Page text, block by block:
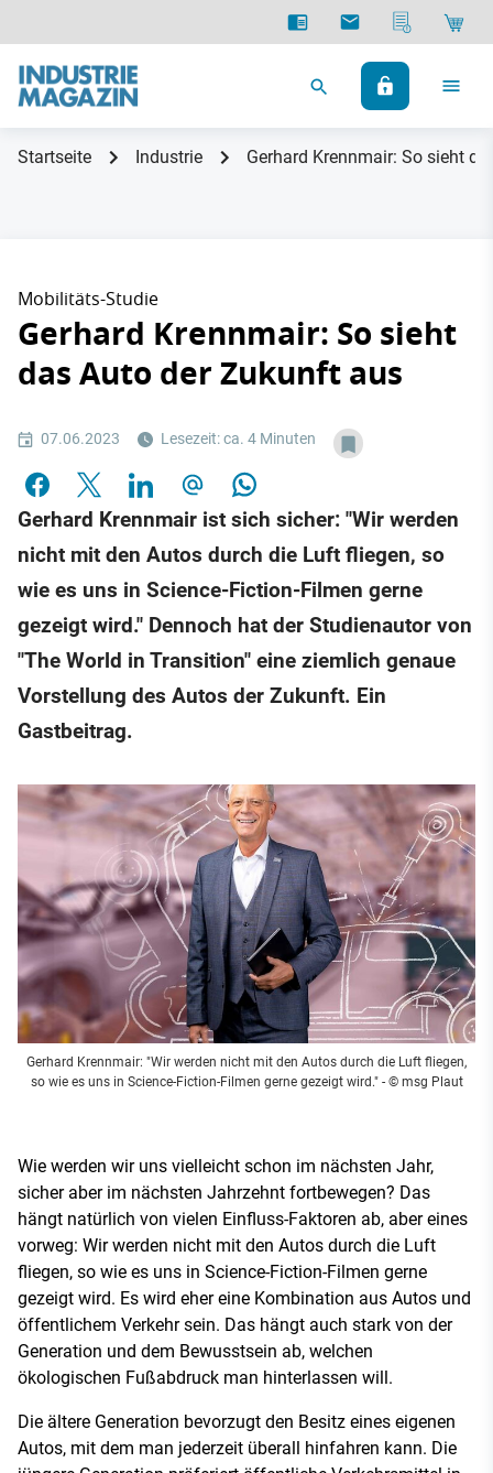
Startseite Industrie Gerhard Krennmair: So sieht
Mobilitäts-Studie
Gerhard Krennmair: So sieht
das Auto der Zukunft aus
07.06.2023 Lesezeit: ca. 4 Minuten
Gerhard Krennmair ist sich sicher: " Wir werden
nicht mit den Autos durch die Luft fliegen, so
wie es uns in Science-Fiction-Filmen gerne
gezeigt wird." Dennoch hat der Studienautor von
"The World in Transition" eine ziemlich genaue
Vorstellung des Autos der Zukunft. Ein
Gastbeitrag.
Gerhard Krennmair: "Wir werden nicht mit den Autos durch die Luft fliegen,
so wie es uns in Science-Fiction-Filmen gerne gezeigt wird."- © msg Plaut
Wie werden wir uns vielleicht schon im nächsten Jahr,
sicher aber im nächsten Jahrzehnt fortbewegen? Das
hängt natürlich von vielen Einfluss-Faktoren ab, aber eines
vorweg: Wir werden nicht mit den Autos durch die Luft
fliegen, so wie es uns in Science-Fiction-Filmen gerne
gezeigt wird. Es wird eher eine Kombination aus Autos und
öffentlichem Verkehr sein. Das hängt auch stark von der
Generation und dem Bewusstsein ab, welchen
ökologischen Fußabdruck man hinterlassen will.
Die ältere Generation bevorzugt den Besitz eines eigenen
Autos, mit dem man jederzeit überall hinfahren kann. Die